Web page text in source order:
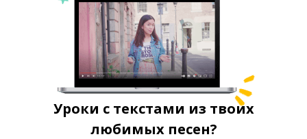
Уроки с текстами из твоих
любимых песен?